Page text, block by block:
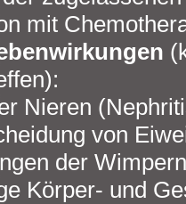
mit
Nieren
von
der Wimpern
Körper- und